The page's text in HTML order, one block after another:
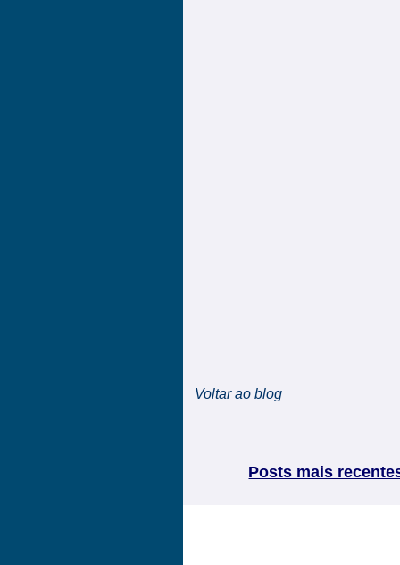
Voltar ao blog
Posts mais